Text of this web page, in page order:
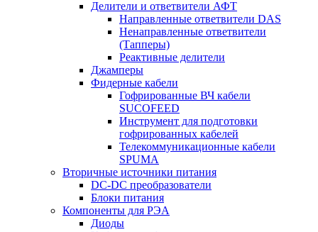
Делители и ответвители АФТ
Направленные ответвители DAS
Ненаправленные ответвители
(Тапперы)
Реактивные делители
Джамперы
Фидерные кабели
Гофрированные ВЧ кабели
SUCOFEED
Инструмент для подготовки
гофрированных кабелей
Телекоммуникационные кабели
SPUMA
Вторичные источники питания
DC-DC преобразователи
Блоки питания
Компоненты для РЭА
Диоды